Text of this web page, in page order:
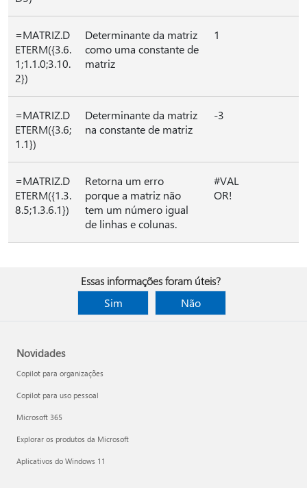
=MATRIZ.D
ETERM({3.6.
1;1.1.0;3.10.
2})
Determinante da matriz
como uma constante de
matriz
1
=MATRIZ.D
ETERM({3.6;
1.1})
Determinante da matriz
na constante de matriz
-3
=MATRIZ.D
ETERM({1.3.
8.5;1.3.6.1})
Retorna um erro
porque a matriz não
tem um número igual
de linhas e colunas.
#VAL
OR!
Essas informações foram úteis?
Sim
Não
Novidades
Copilot para organizações
Copilot para uso pessoal
Microsoft 365
Explorar os produtos da Microsoft
Aplicativos do Windows 11